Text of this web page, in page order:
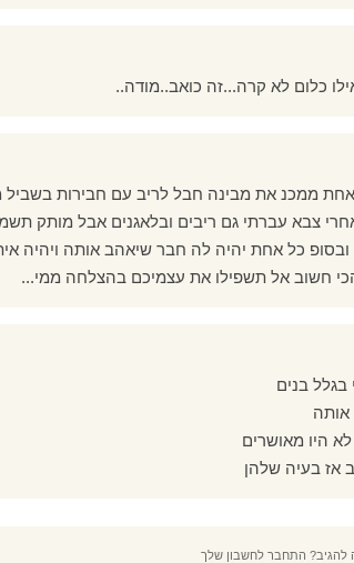
כלום לא קרה...זה כואב..מודה..
ממכנ את מבינה חבל לריב עם חבירות בשביל
צבא עברתי גם ריבים ובלאגנים אבל מותק
כל אחת יהיה לה חבר שיאהב אותה ויהיה
חשוב אל תשפילו את עצמיכם בהצלחה ממי...
היו מאושרים
אז בעיה שלהן
להגיב? התחבר לחשבון שלך